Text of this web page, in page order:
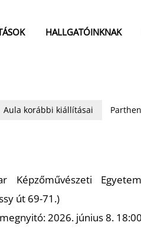
HALLGATÓINKNAK
Aula korábbi kiállításai
Képzőművészeti
út 69-71.)
2026. június 8.